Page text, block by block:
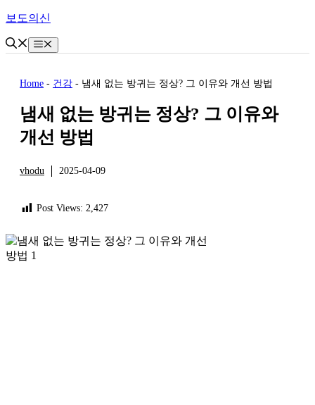
Skip
content
보도의신
Menu
Home - 건강 - 냄새 없는 방귀는 정상? 그 이유와 개선 방법
냄새 없는 방귀는 정상? 그 이유와
개선 방법
vhodu 2025-04-09
Post Views: 2,427